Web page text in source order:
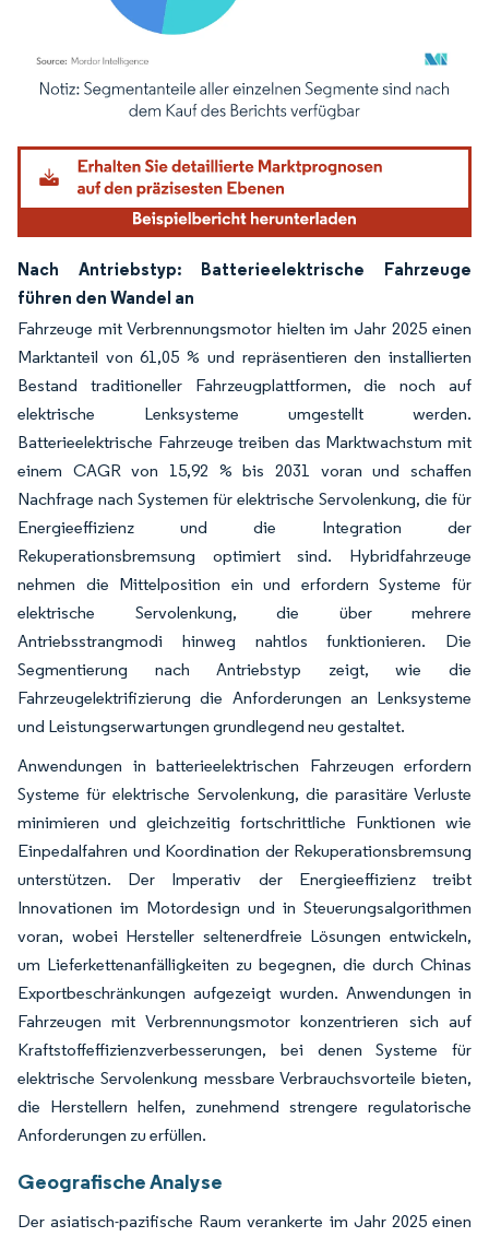
Bild © Mordor Intelligence. Wiederverwendung erfordert Namensnennung
Nach Antriebstyp: Batterieelektrische Fahrzeuge
führen den Wandel an
Fahrzeuge mit Verbrennungsmotor hielten im Jahr 2025 einen
Marktanteil von 61,05 % und repräsentieren den installierten
Bestand traditioneller Fahrzeugplattformen, die noch auf
elektrische Lenksysteme umgestellt werden.
Batterieelektrische Fahrzeuge treiben das Marktwachstum mit
einem CAGR von 15,92 % bis 2031 voran und schaffen
Nachfrage nach Systemen für elektrische Servolenkung, die für
Energieeffizienz und die Integration der
Rekuperationsbremsung optimiert sind. Hybridfahrzeuge
nehmen die Mittelposition ein und erfordern Systeme für
elektrische Servolenkung, die über mehrere
Antriebsstrangmodi hinweg nahtlos funktionieren. Die
Segmentierung nach Antriebstyp zeigt, wie die
Fahrzeugelektrifizierung die Anforderungen an Lenksysteme
und Leistungserwartungen grundlegend neu gestaltet.
Anwendungen in batterieelektrischen Fahrzeugen erfordern
Systeme für elektrische Servolenkung, die parasitäre Verluste
minimieren und gleichzeitig fortschrittliche Funktionen wie
Einpedalfahren und Koordination der Rekuperationsbremsung
unterstützen. Der Imperativ der Energieeffizienz treibt
Innovationen im Motordesign und in Steuerungsalgorithmen
voran, wobei Hersteller seltenerdfreie Lösungen entwickeln,
um Lieferkettenanfälligkeiten zu begegnen, die durch Chinas
Exportbeschränkungen aufgezeigt wurden. Anwendungen in
Fahrzeugen mit Verbrennungsmotor konzentrieren sich auf
Kraftstoffeffizienzverbesserungen, bei denen Systeme für
elektrische Servolenkung messbare Verbrauchsvorteile bieten,
die Herstellern helfen, zunehmend strengere regulatorische
Anforderungen zu erfüllen.
Geografische Analyse
Der asiatisch-pazifische Raum verankerte im Jahr 2025 einen